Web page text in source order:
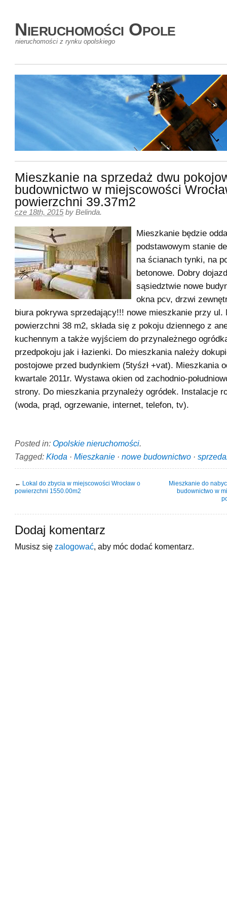
Nieruchomości Opole
nieruchomości z rynku opolskiego
Mieszkanie na sprzedaż dwu
budownictwo w miejscowości
powierzchni 39.37m2
cze 18th, 2015 by Belinda.
Mieszkanie będzie
podstawowym stanie
na ścianach tynki, na
betonowe. Dobry
sąsiedztwie nowe
okna pcv, drzwi
biura pokrywa sprzedający!!! nowe mieszkanie przy ul.
powierzchni 38 m2, składa się z pokoju dziennego z
kuchennym a także wyjściem do przynależnego
przedpokoju jak i łazienki. Do mieszkania należy
postojowe przed budynkiem (5tyśzł +vat). Mieszkania
kwartale 2011r. Wystawa okien od zachodnio-
strony. Do mieszkania przynależy ogródek. Instalacje
(woda, prąd, ogrzewanie, internet, telefon, tv).
Posted in: Opolskie nieruchomości.
Tagged: Kłoda · Mieszkanie · nowe budownictwo ·
← Lokal do zbycia w miejscowości Wrocław o
powierzchni 1550.00m2
Mieszkanie do
budownictwo w
Dodaj komentarz
Musisz się zalogować , aby móc dodać komentarz.